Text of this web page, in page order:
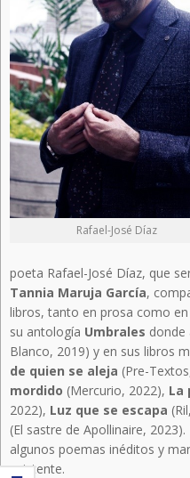
Rafael-José Díaz
poeta Rafael-José Díaz, que
Tannia Maruja García,
libros, tanto en prosa como
su antología Umbrales donde
Blanco, 2019) y en sus libros
de quien se aleja (Pre-
mordido (Mercurio, 2022), La
2022), Luz que se escapa
(El sastre de Apollinaire,
algunos poemas inéditos y
asistente.